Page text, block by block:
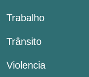
Trabalho
Trânsito
Violencia